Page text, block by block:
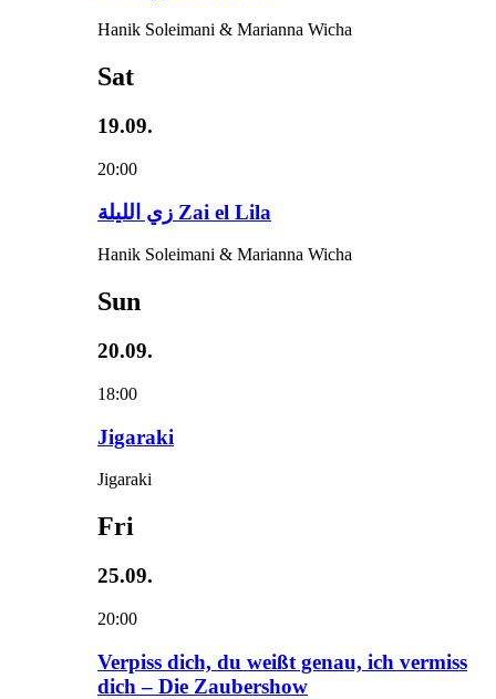
Hanik Soleimani & Marianna Wicha
Sat
19.09.
20:00
زي‌ اللیلة Zai el Lila
Hanik Soleimani & Marianna Wicha
Sun
20.09.
18:00
Jigaraki
Jigaraki
Fri
25.09.
20:00
Verpiss dich, du weißt genau, ich vermiss
dich – Die Zaubershow